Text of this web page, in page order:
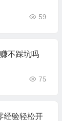
59
不踩坑吗
75
经验轻松开